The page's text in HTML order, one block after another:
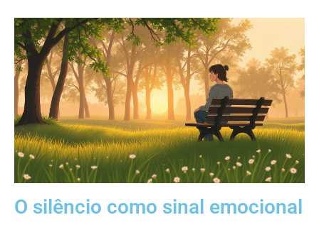
O silêncio como sinal emocional